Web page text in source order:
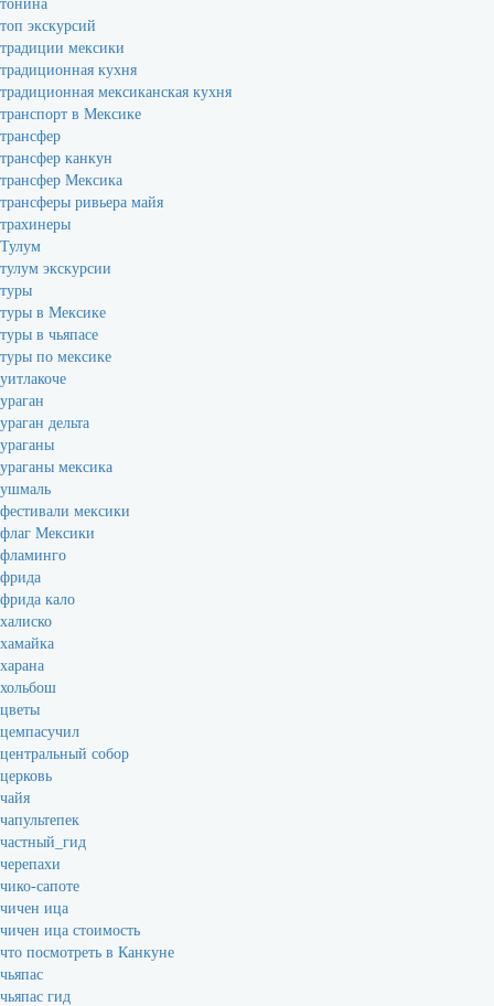
тонина
топ экскурсий
традиции мексики
традиционная кухня
традиционная мексиканская кухня
транспорт в Мексике
трансфер
трансфер канкун
трансфер Мексика
трансферы ривьера майя
трахинеры
Тулум
тулум экскурсии
туры
туры в Мексике
туры в чьяпасе
туры по мексике
уитлакоче
ураган
ураган дельта
ураганы
ураганы мексика
ушмаль
фестивали мексики
флаг Мексики
фламинго
фрида
фрида кало
халиско
хамайка
харана
хольбош
цветы
цемпасучил
центральный собор
церковь
чайя
чапультепек
частный_гид
черепахи
чико-сапоте
чичен ица
чичен ица стоимость
что посмотреть в Канкуне
чьяпас
чьяпас гид